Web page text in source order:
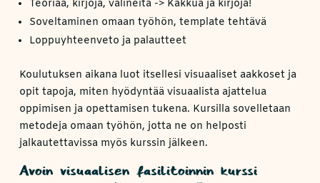
Teoriaa, kirjoja, välineitä -> Kakkua ja kirjoja!
Soveltaminen omaan työhön, template tehtävä
Loppuyhteenveto ja palautteet
Koulutuksen aikana luot itsellesi visuaaliset aakkoset ja
opit tapoja, miten hyödyntää visuaalista ajattelua
oppimisen ja opettamisen tukena. Kursilla sovelletaan
metodeja omaan työhön, jotta ne on helposti
jalkautettavissa myös kurssin jälkeen.
Avoin visuaalisen fasilitoinnin kurssi